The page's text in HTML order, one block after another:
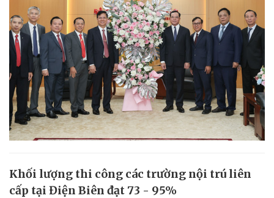
Khối lượng thi công các trường nội trú liên
cấp tại Điện Biên đạt 73 - 95%